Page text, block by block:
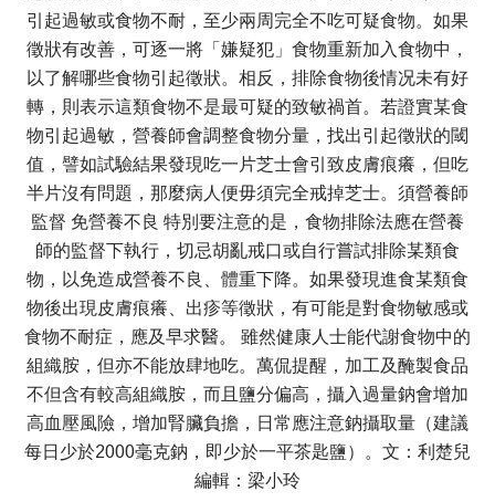
引起過敏或食物不耐，至少兩周完全不吃可疑食物。如果
徵狀有改善，可逐一將「嫌疑犯」食物重新加入食物中，
以了解哪些食物引起徵狀。相反，排除食物後情况未有好
轉，則表示這類食物不是最可疑的致敏禍首。若證實某食
物引起過敏，營養師會調整食物分量，找出引起徵狀的閾
值，譬如試驗結果發現吃一片芝士會引致皮膚痕癢，但吃
半片沒有問題，那麼病人便毋須完全戒掉芝士。須營養師
監督 免營養不良 特別要注意的是，食物排除法應在營養
師的監督下執行，切忌胡亂戒口或自行嘗試排除某類食
物，以免造成營養不良、體重下降。如果發現進食某類食
物後出現皮膚痕癢、出疹等徵狀，有可能是對食物敏感或
食物不耐症，應及早求醫。 雖然健康人士能代謝食物中的
組織胺，但亦不能放肆地吃。萬侃提醒，加工及醃製食品
不但含有較高組織胺，而且鹽分偏高，攝入過量鈉會增加
高血壓風險，增加腎臟負擔，日常應注意鈉攝取量（建議
每日少於2000毫克鈉，即少於一平茶匙鹽）。文：利楚兒
編輯：梁小玲